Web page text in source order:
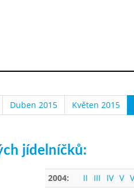
Duben 2015 Květen 2015
jídelníčků:
2004: II III IV V